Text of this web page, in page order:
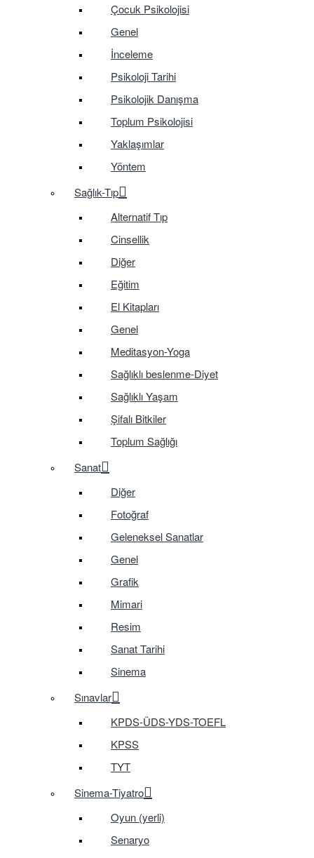
Çocuk Psikolojisi
Genel
İnceleme
Psikoloji Tarihi
Psikolojik Danışma
Toplum Psikolojisi
Yaklaşımlar
Yöntem
Sağlık-Tıp
Alternatif Tıp
Cinsellik
Diğer
Eğitim
El Kitapları
Genel
Meditasyon-Yoga
Sağlıklı beslenme-Diyet
Sağlıklı Yaşam
Şifalı Bitkiler
Toplum Sağlığı
Sanat
Diğer
Fotoğraf
Geleneksel Sanatlar
Genel
Grafik
Mimari
Resim
Sanat Tarihi
Sinema
Sınavlar
KPDS-ÜDS-YDS-TOEFL
KPSS
TYT
Sinema-Tiyatro
Oyun (yerli)
Senaryo